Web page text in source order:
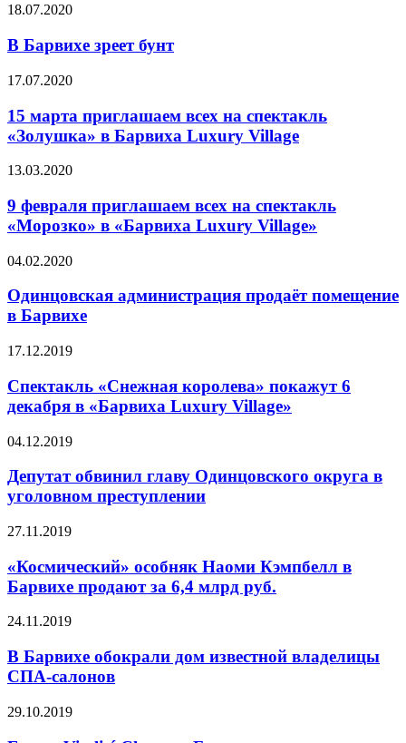
18.07.2020
В Барвихе зреет бунт
17.07.2020
15 марта приглашаем всех на спектакль
«Золушка» в Барвиха Luxury Village
13.03.2020
9 февраля приглашаем всех на спектакль
«Морозко» в «Барвиха Luxury Village»
04.02.2020
Одинцовская администрация продаёт помещение
в Барвихе
17.12.2019
Спектакль «Снежная королева» покажут 6
декабря в «Барвиха Luxury Village»
04.12.2019
Депутат обвинил главу Одинцовского округа в
уголовном преступлении
27.11.2019
«Космический» особняк Наоми Кэмпбелл в
Барвихе продают за 6,4 млрд руб.
24.11.2019
В Барвихе обокрали дом известной владелицы
СПА-салонов
29.10.2019